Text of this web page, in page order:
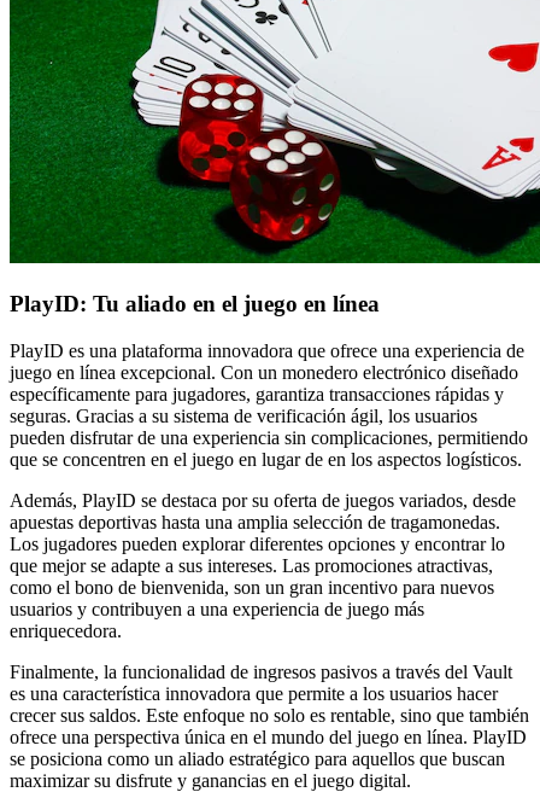
PlayID: Tu aliado en el juego en línea
PlayID es una plataforma innovadora que ofrece una experiencia de
juego en línea excepcional. Con un monedero electrónico diseñado
específicamente para jugadores, garantiza transacciones rápidas y
seguras. Gracias a su sistema de verificación ágil, los usuarios
pueden disfrutar de una experiencia sin complicaciones, permitiendo
que se concentren en el juego en lugar de en los aspectos logísticos.
Además, PlayID se destaca por su oferta de juegos variados, desde
apuestas deportivas hasta una amplia selección de tragamonedas.
Los jugadores pueden explorar diferentes opciones y encontrar lo
que mejor se adapte a sus intereses. Las promociones atractivas,
como el bono de bienvenida, son un gran incentivo para nuevos
usuarios y contribuyen a una experiencia de juego más
enriquecedora.
Finalmente, la funcionalidad de ingresos pasivos a través del Vault
es una característica innovadora que permite a los usuarios hacer
crecer sus saldos. Este enfoque no solo es rentable, sino que también
ofrece una perspectiva única en el mundo del juego en línea. PlayID
se posiciona como un aliado estratégico para aquellos que buscan
maximizar su disfrute y ganancias en el juego digital.